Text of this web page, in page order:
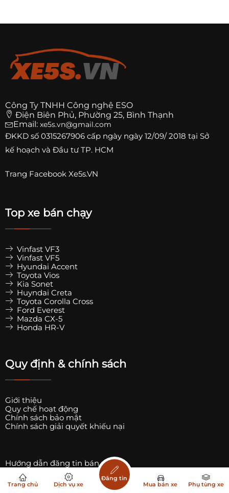
Công Ty TNHH Công nghệ ESO
Điện Biên Phủ, Phường 25, Bình Thạnh
Email: xe5s.vn@gmail.com
ĐKKD số 0315267906 cấp ngày ngày 12/09/ 2018 tại Sở
kế hoạch và Đầu tư TP. HCM
Trang Facebook Xe5s.VN
Top xe bán chạy
Vinfast VF3
Vinfast VF5
Hyundai Accent
Toyota Vios
Kia Sonet
Huyndai Creta
Toyota Corolla Cross
Ford Everest
Mazda CX-5
Honda HR-V
Quy định & chính sách
Giới thiệu
Quy chế hoạt động
Chính sách bảo mật
Chính sách giải quyết khiếu nại
Hướng dẫn đăng tin bán xe
Hướng dẫn đăng tin bán Phụ tùng xe
Trang chủ Dịch vụ xe
Đăng tin
Mua bán xe
Phụ tùng xe